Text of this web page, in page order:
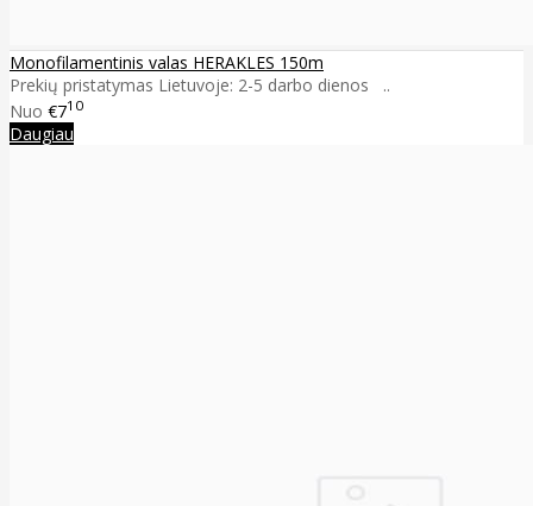
Monofilamentinis valas HERAKLES 150m
Prekių pristatymas Lietuvoje: 2-5 darbo dienos ..
Nuo €710
Daugiau